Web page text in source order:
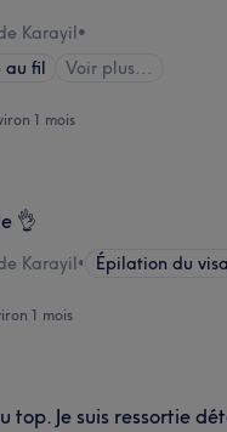
Karayil•
au fil
Voir plus...
1 mois
👌
Karayil• Épilation du
1 mois
top. Je suis ressortie